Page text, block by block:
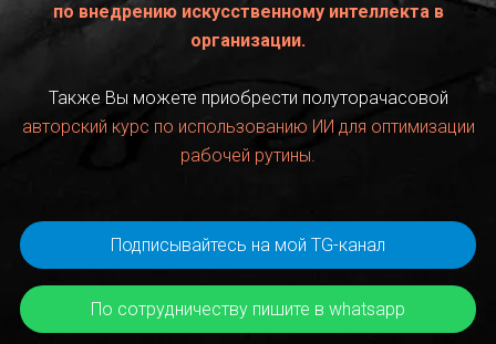
по внедрению искусственному интеллекта в
организации.
Также Вы можете приобрести полуторачасовой
авторский курс по использованию ИИ для оптимизации
рабочей рутины.
Подписывайтесь на мой ТG-канал
По сотрудничеству пишите в whatsapp